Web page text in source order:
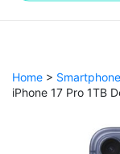
Home > Smartphone
iPhone 17 Pro 1TB